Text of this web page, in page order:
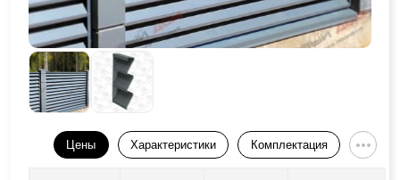
Цены Характеристики Комплектация